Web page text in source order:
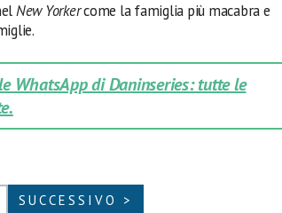
New Yorkercome la famiglia più macabra e
WhatsApp di Daninseries: tutte le
SUCCESSIVO >